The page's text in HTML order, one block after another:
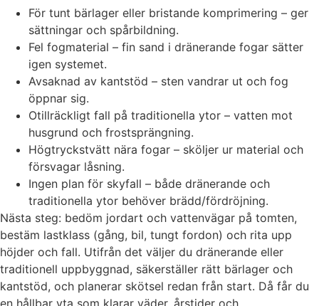
För tunt bärlager eller bristande komprimering – ger
sättningar och spårbildning.
Fel fogmaterial – fin sand i dränerande fogar sätter
igen systemet.
Avsaknad av kantstöd – sten vandrar ut och fog
öppnar sig.
Otillräckligt fall på traditionella ytor – vatten mot
husgrund och frostsprängning.
Högtryckstvätt nära fogar – sköljer ur material och
försvagar låsning.
Ingen plan för skyfall – både dränerande och
traditionella ytor behöver brädd/fördröjning.
Nästa steg: bedöm jordart och vattenvägar på tomten,
bestäm lastklass (gång, bil, tungt fordon) och rita upp
höjder och fall. Utifrån det väljer du dränerande eller
traditionell uppbyggnad, säkerställer rätt bärlager och
kantstöd, och planerar skötsel redan från start. Då får du
en hållbar yta som klarar väder, årstider och